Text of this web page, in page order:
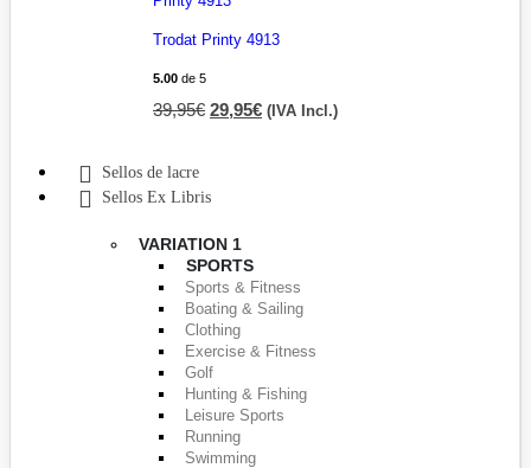
Trodat Printy 4913
5.00 de 5
39,95€ 29,95€ (IVA Incl.)
Sellos de lacre
Sellos Ex Libris
VARIATION 1
SPORTS
Sports & Fitness
Boating & Sailing
Clothing
Exercise & Fitness
Golf
Hunting & Fishing
Leisure Sports
Running
Swimming